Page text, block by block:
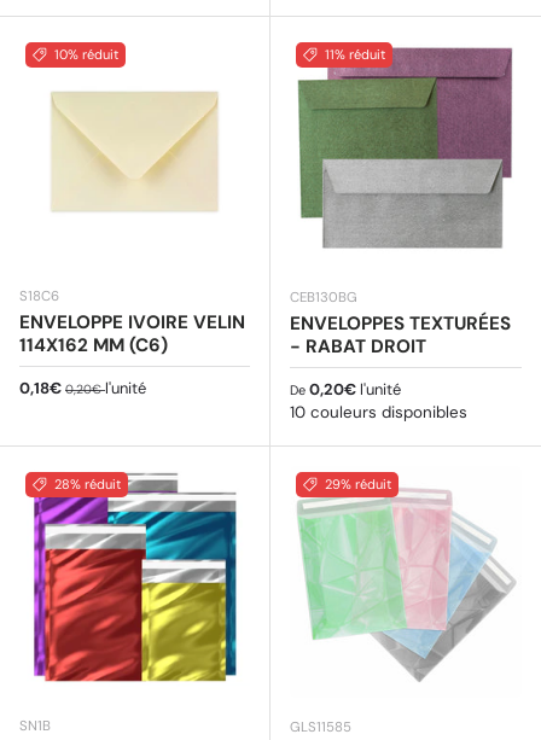
10% réduit
S18C6
ENVELOPPE IVOIRE VELIN
114X162 MM (C6)
Prix soldé
0,18€ Prix habituel
0,20€l'unité
11% réduit
CEB130BG
ENVELOPPES TEXTURÉES
- RABAT DROIT
Prix habituel
De 0,20€ l'unité
10 couleurs disponibles
28% réduit
SN1B
29% réduit
GLS11585